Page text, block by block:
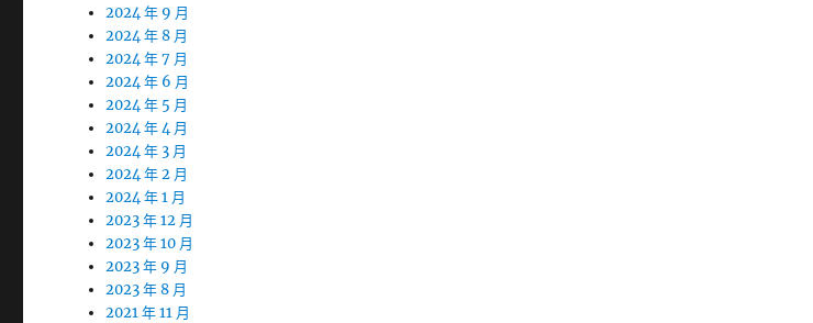
2024 年 9 月
2024 年 8 月
2024 年 7 月
2024 年 6 月
2024 年 5 月
2024 年 4 月
2024 年 3 月
2024 年 2 月
2024 年 1 月
2023 年 12 月
2023 年 10 月
2023 年 9 月
2023 年 8 月
2021 年 11 月